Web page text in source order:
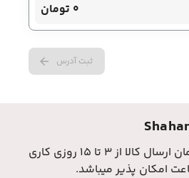
0 تومان
ثبت آدرس
فروشگاه شاهان پیلور زمان ارسال کالا از 3 تا 15 روزی کاری